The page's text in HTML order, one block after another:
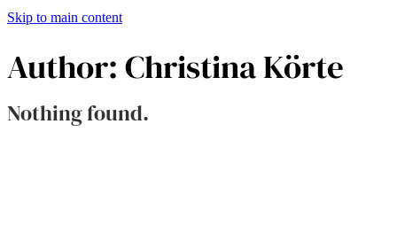
Skip to main content
Author: Christina Körte
Nothing found.